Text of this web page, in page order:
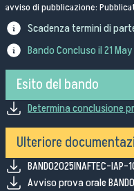
avviso di pubblicazione:
Scadenza termini di
Bando Concluso il21
Esito del bando
Determina conclusione
Ulteriore
BANDO2025INAFTEC-
Avviso prova orale